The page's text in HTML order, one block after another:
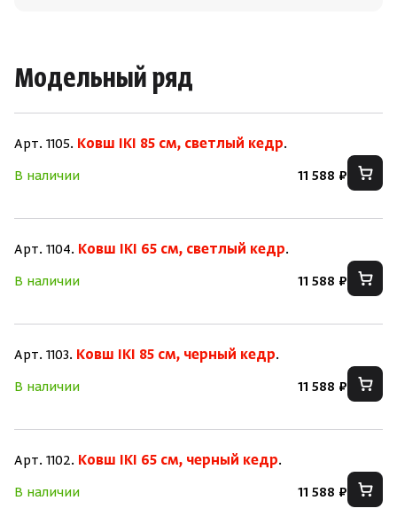
Модельный ряд
Арт. 1105. Ковш IKI 85 см, светлый кедр.
В наличии
11 588 ₽
Арт. 1104. Ковш IKI 65 см, светлый кедр.
В наличии
11 588 ₽
Арт. 1103. Ковш IKI 85 см, черный кедр.
В наличии
11 588 ₽
Арт. 1102. Ковш IKI 65 см, черный кедр.
В наличии
11 588 ₽
На главную
Скрыть/
Войти
Скрыть/
Зарегистрироваться